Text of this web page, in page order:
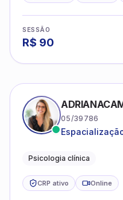
SESSÃO
R$ 90
05/39786
Psicologia clínica
CRP ativo Online